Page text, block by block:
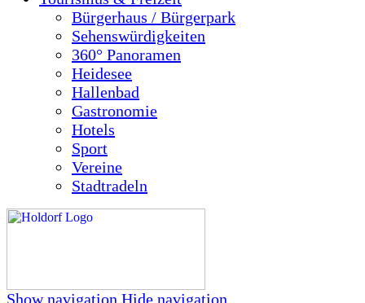
Bürgerhaus / Bürgerpark
Sehenswürdigkeiten
360° Panoramen
Heidesee
Hallenbad
Gastronomie
Hotels
Sport
Vereine
Stadtradeln
Show navigation Hide navigation